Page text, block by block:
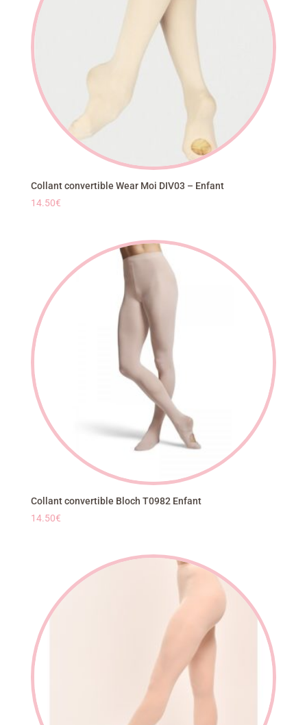
Collant convertible Wear Moi DIV03 – Enfant
14.50€
Collant convertible Bloch T0982 Enfant
14.50€